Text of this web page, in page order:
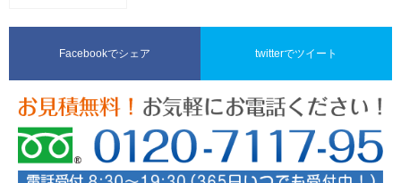
Facebookでシェア twitterでツイート